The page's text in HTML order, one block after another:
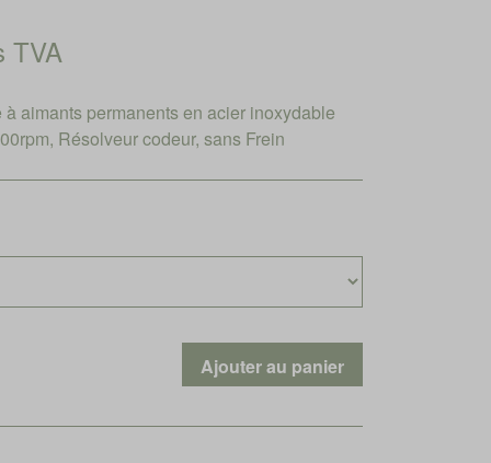
TVA
aimants permanents en acier inoxydable
Résolveur codeur, sans Frein